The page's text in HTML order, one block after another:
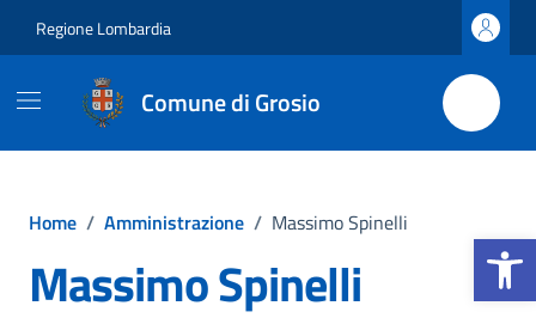
Apri la
Regione Lombardia
Comune di Grosio
Home / Amministrazione / Massimo Spinelli
Massimo Spinelli